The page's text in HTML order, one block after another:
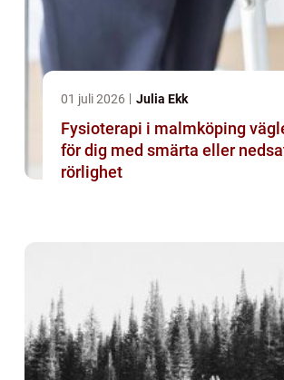
01 juli 2026 Julia Ekk
Fysioterapi i malmköping vägledning
för dig med smärta eller
rörlighet